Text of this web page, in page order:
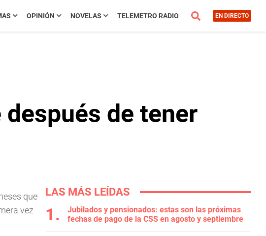
OPINIÓN NOVELAS TELEMETRO RADIO EN DIRECTO
de tener
que
vez
LAS MÁS LEÍDAS
Jubilados y pensionados: estas son las próximas
fechas de pago de la CSS en agosto y septiembre